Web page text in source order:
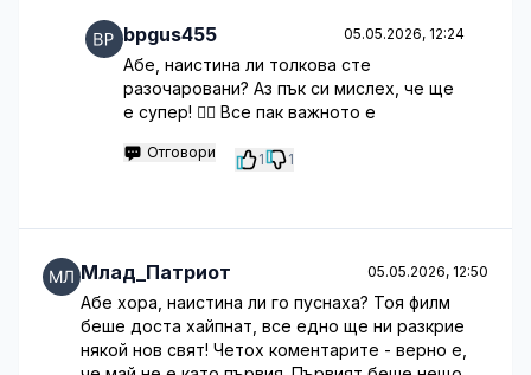
bpgus455 05.05.2026, 12:24
Абе, наистина ли толкова сте
разочаровани? Аз пък си мислех, че ще
е супер! 🤷‍♀️ Все пак важното е
Отговори 1 1
Млад_Патриот 05.05.2026, 12:50
Абе хора, наистина ли го пуснаха? Тоя филм
беше доста хайпнат, все едно ще ни разкрие
някой нов свят! Четох коментарите - верно е,